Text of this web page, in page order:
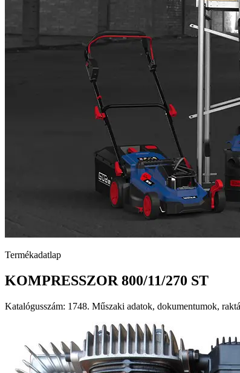
Termékadatlap
KOMPRESSZOR 800/11/270 ST
Katalógusszám: 1748. Műszaki adatok, dokumentumok,